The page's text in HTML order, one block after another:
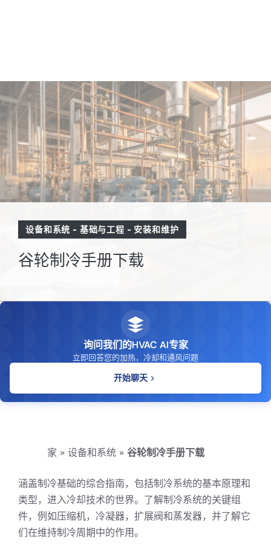
设备和系统 - 基础与工程 - 安装和维护
谷轮制冷手册下载
询问我们的HVAC AI专家
立即回答您的加热，冷却和通风问题
开始聊天
家 » 设备和系统 » 谷轮制冷手册下载
涵盖制冷基础的综合指南，包括制冷系统的基本原理和
类型，进入冷却技术的世界。了解制冷系统的关键组
件，例如压缩机，冷凝器，扩展阀和蒸发器，并了解它
们在维持制冷周期中的作用。